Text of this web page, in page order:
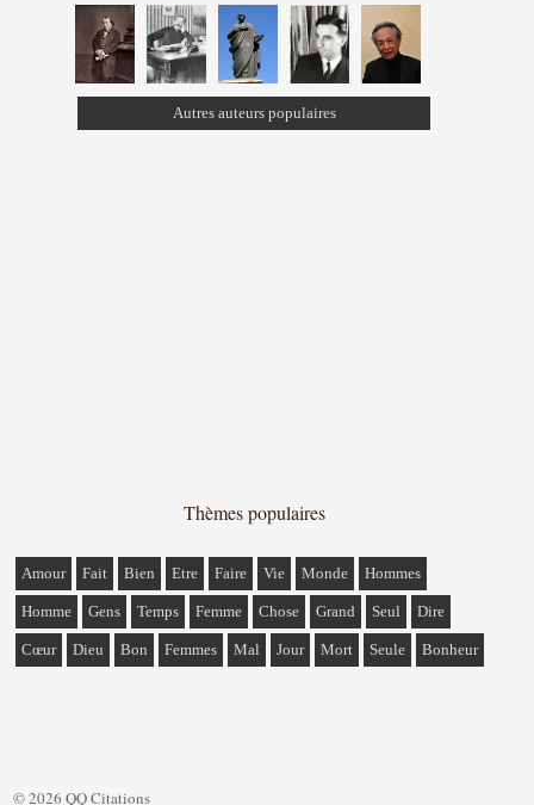
Autres auteurs populaires
Thèmes populaires
Amour Fait Bien Etre Faire Vie Monde Hommes
Homme Gens Temps Femme Chose Grand Seul Dire
Cœur Dieu Bon Femmes Mal Jour Mort Seule Bonheur
© 2026 QQ Citations